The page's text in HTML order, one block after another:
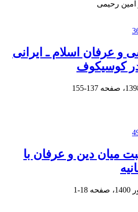
امین رحیمى
و عرفان اسلام ـ ایرانی
کوسیکوف
137-155
میان دین و عرفان با
18-1